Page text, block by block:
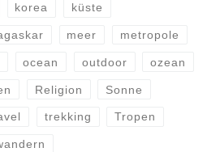
korea küste
meer metropole
ocean outdoor ozean
Religion Sonne
trekking Tropen